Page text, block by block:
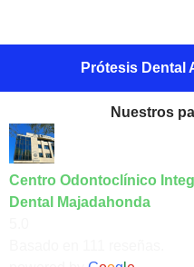
Prótesis Dental
Nuestros
Centro Odontoclínico
Dental Majadahonda